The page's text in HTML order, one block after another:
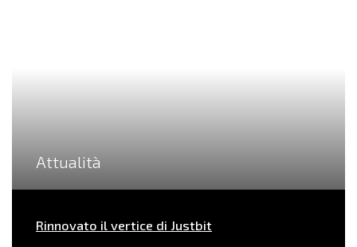
Attualità
Rinnovato il vertice di Justbit